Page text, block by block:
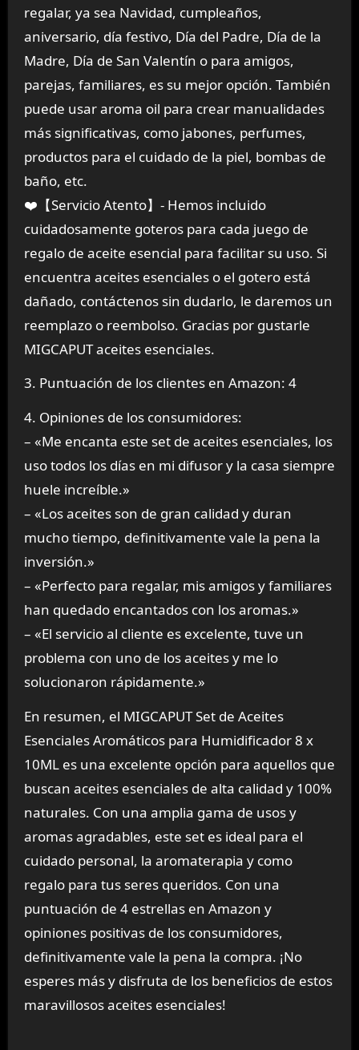
regalar, ya sea Navidad, cumpleaños,
aniversario, día festivo, Día del Padre, Día de la
Madre, Día de San Valentín o para amigos,
parejas, familiares, es su mejor opción. También
puede usar aroma oil para crear manualidades
más significativas, como jabones, perfumes,
productos para el cuidado de la piel, bombas de
baño, etc.
❤️【Servicio Atento】- Hemos incluido
cuidadosamente goteros para cada juego de
regalo de aceite esencial para facilitar su uso. Si
encuentra aceites esenciales o el gotero está
dañado, contáctenos sin dudarlo, le daremos un
reemplazo o reembolso. Gracias por gustarle
MIGCAPUT aceites esenciales.
3. Puntuación de los clientes en Amazon: 4
4. Opiniones de los consumidores:
– «Me encanta este set de aceites esenciales, los
uso todos los días en mi difusor y la casa siempre
huele increíble.»
– «Los aceites son de gran calidad y duran
mucho tiempo, definitivamente vale la pena la
inversión.»
– «Perfecto para regalar, mis amigos y familiares
han quedado encantados con los aromas.»
– «El servicio al cliente es excelente, tuve un
problema con uno de los aceites y me lo
solucionaron rápidamente.»
En resumen, el MIGCAPUT Set de Aceites
Esenciales Aromáticos para Humidificador 8 x
10ML es una excelente opción para aquellos que
buscan aceites esenciales de alta calidad y 100%
naturales. Con una amplia gama de usos y
aromas agradables, este set es ideal para el
cuidado personal, la aromaterapia y como
regalo para tus seres queridos. Con una
puntuación de 4 estrellas en Amazon y
opiniones positivas de los consumidores,
definitivamente vale la pena la compra. ¡No
esperes más y disfruta de los beneficios de estos
maravillosos aceites esenciales!